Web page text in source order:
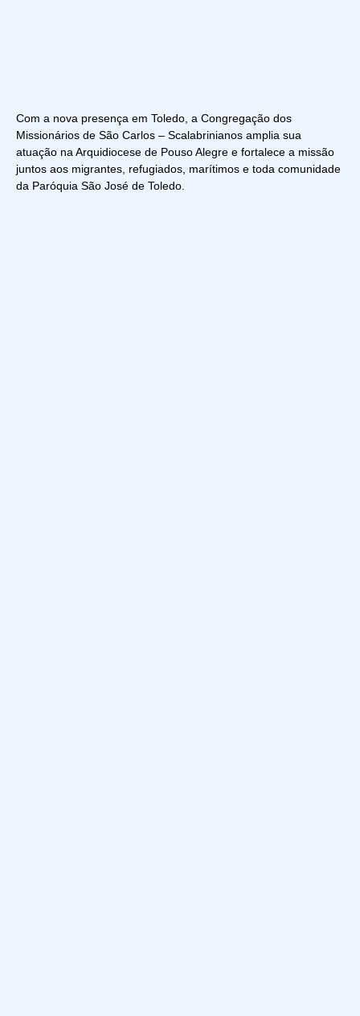
Com a nova presença em Toledo, a Congregação dos
Missionários de São Carlos – Scalabrinianos amplia sua
atuação na Arquidiocese de Pouso Alegre e fortalece a missão
juntos aos migrantes, refugiados, marítimos e toda comunidade
da Paróquia São José de Toledo.